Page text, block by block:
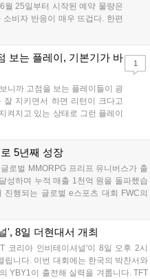
월 25일부터 시작된 예약 물량은
비자 반응이 매우 뜨겁다. 한편
로 정식 출시될 예정이며, 록
Look'을 최초 공개할 계획
보는 플레이, 기본기가 바
니까 고점을 보는 플레이들이 굉
지키면서 하면 리턴이 크다고
켜지고 있는 상태로 그런 플레이
좋은 사고가 계속 많이 났던 것
1
5년째 성장
로벌 MMORPG 프리프 유니버스가 출
성하며 누적 매출 1천억 원을 돌파했습
진행되는 글로벌 e스포츠 대회 FWC의
동일한 조건에서 시즌을 함께 즐기는
오는 10월 필리핀 마닐라에서 총상금
티 중심의 장기 성장 모델을 지속할 방침
', 8일 더현대서 개최
코리아 인비테이셔널'이 8일 오후 2시
립니다. 이번 대회에는 한국의 박찬서와
YBY1이 출전해 실력을 겨룹니다. TFT